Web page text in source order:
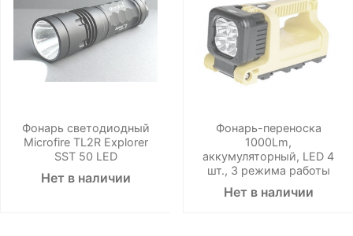
Фонарь светодиодный
Microfire TL2R Explorer
SST 50 LED
Нет в наличии
Фонарь-переноска
1000Lm,
аккумуляторный, LED 4
шт., 3 режима работы
Нет в наличии